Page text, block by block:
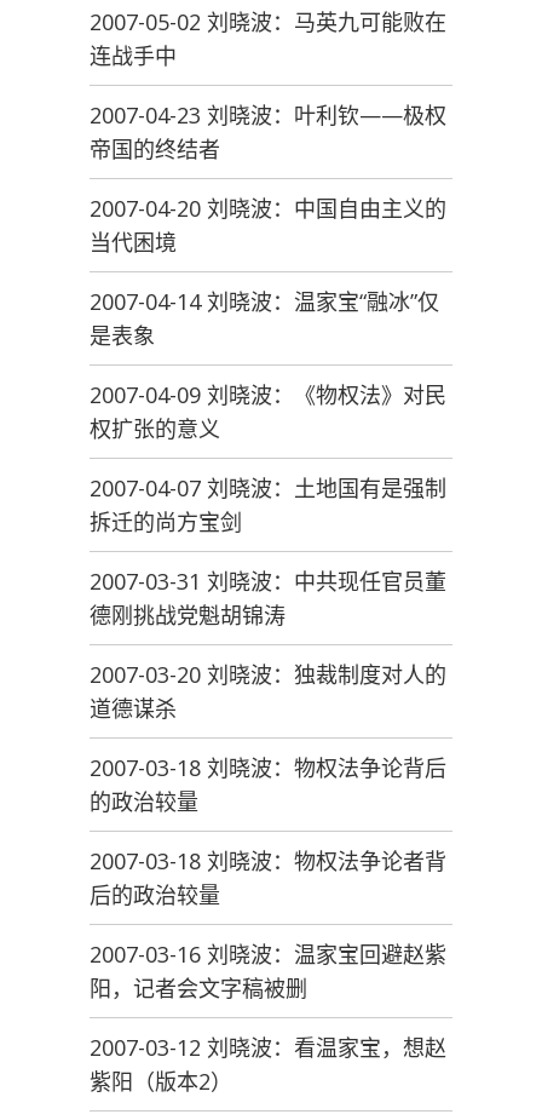
2007-05-02 刘晓波：马英九可能败在
连战手中
2007-04-23 刘晓波：叶利钦——极权
帝国的终结者
2007-04-20 刘晓波：中国自由主义的
当代困境
2007-04-14 刘晓波：温家宝“融冰”仅
是表象
2007-04-09 刘晓波：《物权法》对民
权扩张的意义
2007-04-07 刘晓波：土地国有是强制
拆迁的尚方宝剑
2007-03-31 刘晓波：中共现任官员董
德刚挑战党魁胡锦涛
2007-03-20 刘晓波：独裁制度对人的
道德谋杀
2007-03-18 刘晓波：物权法争论背后
的政治较量
2007-03-18 刘晓波：物权法争论者背
后的政治较量
2007-03-16 刘晓波：温家宝回避赵紫
阳，记者会文字稿被删
2007-03-12 刘晓波：看温家宝，想赵
紫阳（版本2）